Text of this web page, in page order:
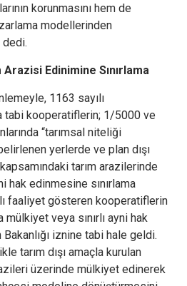
korunmasını hem de
modellerinden
dedi.
Edinimine Sınırlama
1163 sayılı
tabi kooperatiflerin; 1/5000 ve
“tarımsal niteliği
yerlerde ve plan dışı
tarım arazilerinde
hak edinmesine sınırlama
faaliyet gösteren kooperatiflerin
veya sınırlı ayni hak
iznine tabi hale geldi.
tarım dışı amaçla kurulan
üzerinde mülkiyet edinerek